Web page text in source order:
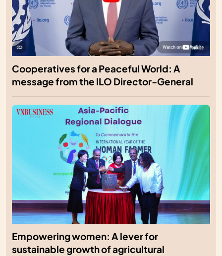
Cooperatives for a Peaceful World: A
message from the ILO Director-General
Empowering women: A lever for
sustainable growth of agricultural